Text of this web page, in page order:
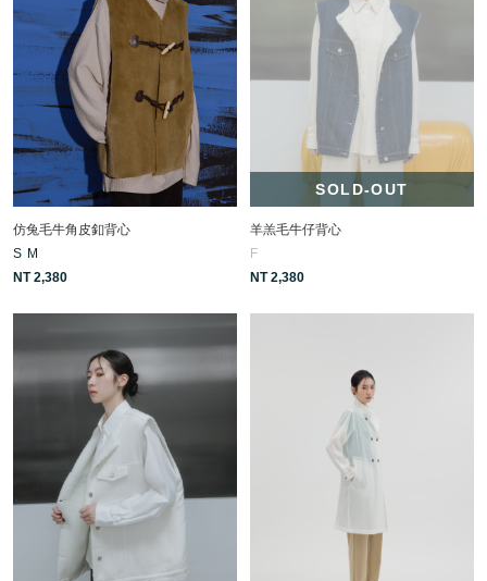
仿兔毛牛角皮釦背心
S M
NT 2,380
SOLD-OUT
羊羔毛牛仔背心
F
NT 2,380